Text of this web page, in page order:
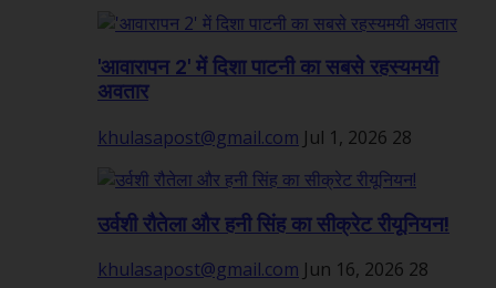
'आवारापन 2' में दिशा पाटनी का सबसे रहस्यमयी
अवतार
khulasapost@gmail.com Jul 1, 2026 28
उर्वशी रौतेला और हनी सिंह का सीक्रेट रीयूनियन!
khulasapost@gmail.com Jun 16, 2026 28